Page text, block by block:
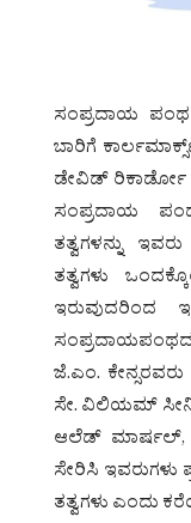
ಸಂಪ್ರದಾಯ
ಬಾರಿಗೆ
ಡೇವಿಡ್ ರಿಕಾರ್ಡೋ
ಸಂಪ್ರದಾಯ
ತತ್ವಗಳನ್ನು
ತತ್ವಗಳು
ಇರುವುದರಿಂದ
ಸಂಪ್ರದಾಯಪಂಥದ
ಜೆ.ಎಂ.
ಸೇ. ವಿಲಿಯಮ್
ಆಲೆಡ್ ಮಾರ್ಷಲ್,
ಸೇರಿಸಿ ಇವರುಗಳು
ತತ್ವಗಳು ಎಂದು